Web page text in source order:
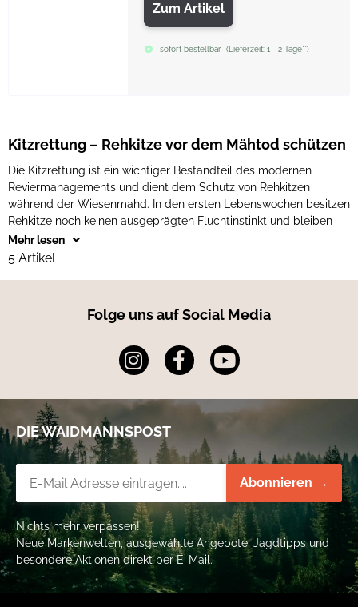
Zum Artikel
sofort bestellbar (Lieferzeit:1 - 2 Tage**)
Kitzrettung – Rehkitze vor dem Mähtod schützen
Die Kitzrettung ist ein wichtiger Bestandteil des modernen
Reviermanagements und dient dem Schutz von Rehkitzen
während der Wiesenmahd. In den ersten Lebenswochen besitzen
Rehkitze noch keinen ausgeprägten Fluchtinstinkt und bleiben
Mehr lesen
5 Artikel
Folge uns auf Social Media
DIE WAIDMANNSPOST
Abonnieren →
Nichts mehr verpassen!
Neue Markenwelten, ausgewählte Angebote, Jagdtipps und
besondere Aktionen direkt per E-Mail.